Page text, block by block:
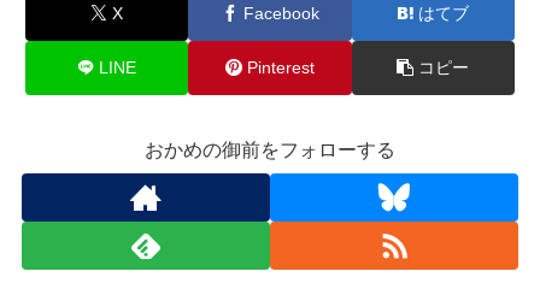
X Facebook はてブ
LINE Pinterest コピー
おかめの御前をフォローする